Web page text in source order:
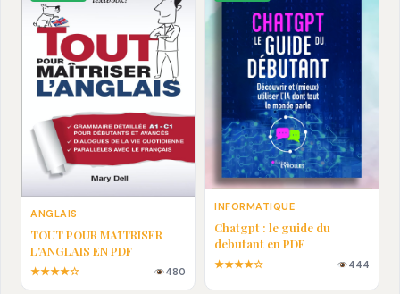
ANGLAIS
TOUT POUR MAȊTRISER
L'ANGLAIS EN PDF
★★★★☆ 480
INFORMATIQUE
Chatgpt : le guide du
debutant en PDF
★★★★☆ 444